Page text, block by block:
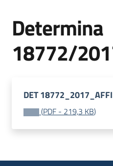
Accesso
Determina
18772/
DET
(PDF - 219,3 KB)